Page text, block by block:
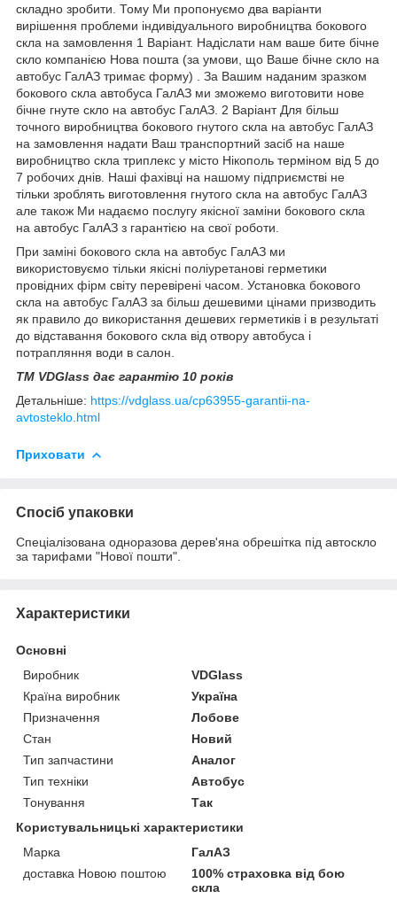
складно зробити. Тому Ми пропонуємо два варіанти
вирішення проблеми індивідуального виробництва бокового
скла на замовлення 1 Варіант. Надіслати нам ваше бите бічне
скло компанією Нова пошта (за умови, що Ваше бічне скло на
автобус ГалАЗ тримає форму) . За Вашим наданим зразком
бокового скла автобуса ГалАЗ ми зможемо виготовити нове
бічне гнуте скло на автобус ГалАЗ. 2 Варіант Для більш
точного виробництва бокового гнутого скла на автобус ГалАЗ
на замовлення надати Ваш транспортний засіб на наше
виробництво скла триплекс у місто Нікополь терміном від 5 до
7 робочих днів. Наші фахівці на нашому підприємстві не
тільки зроблять виготовлення гнутого скла на автобус ГалАЗ
але також Ми надаємо послугу якісної заміни бокового скла
на автобус ГалАЗ з гарантією на свої роботи.
При заміні бокового скла на автобус ГалАЗ ми
використовуємо тільки якісні поліуретанові герметики
провідних фірм світу перевірені часом. Установка бокового
скла на автобус ГалАЗ за більш дешевими цінами призводить
як правило до використання дешевих герметиків і в результаті
до відставання бокового скла від отвору автобуса і
потрапляння води в салон.
TM VDGlass дає гарантію 10 років
Детальніше: https://vdglass.ua/cp63955-garantii-na-
avtosteklo.html
Приховати
Спосіб упаковки
Спеціалізована одноразова дерев'яна обрешітка під автоскло
за тарифами "Нової пошти".
Характеристики
Основні
Виробник
VDGlass
Країна виробник
Україна
Призначення
Лобове
Стан
Новий
Тип запчастини
Аналог
Тип техніки
Автобус
Тонування
Так
Користувальницькі характеристики
Марка
ГалАЗ
доставка Новою поштою
100% страховка від бою
скла